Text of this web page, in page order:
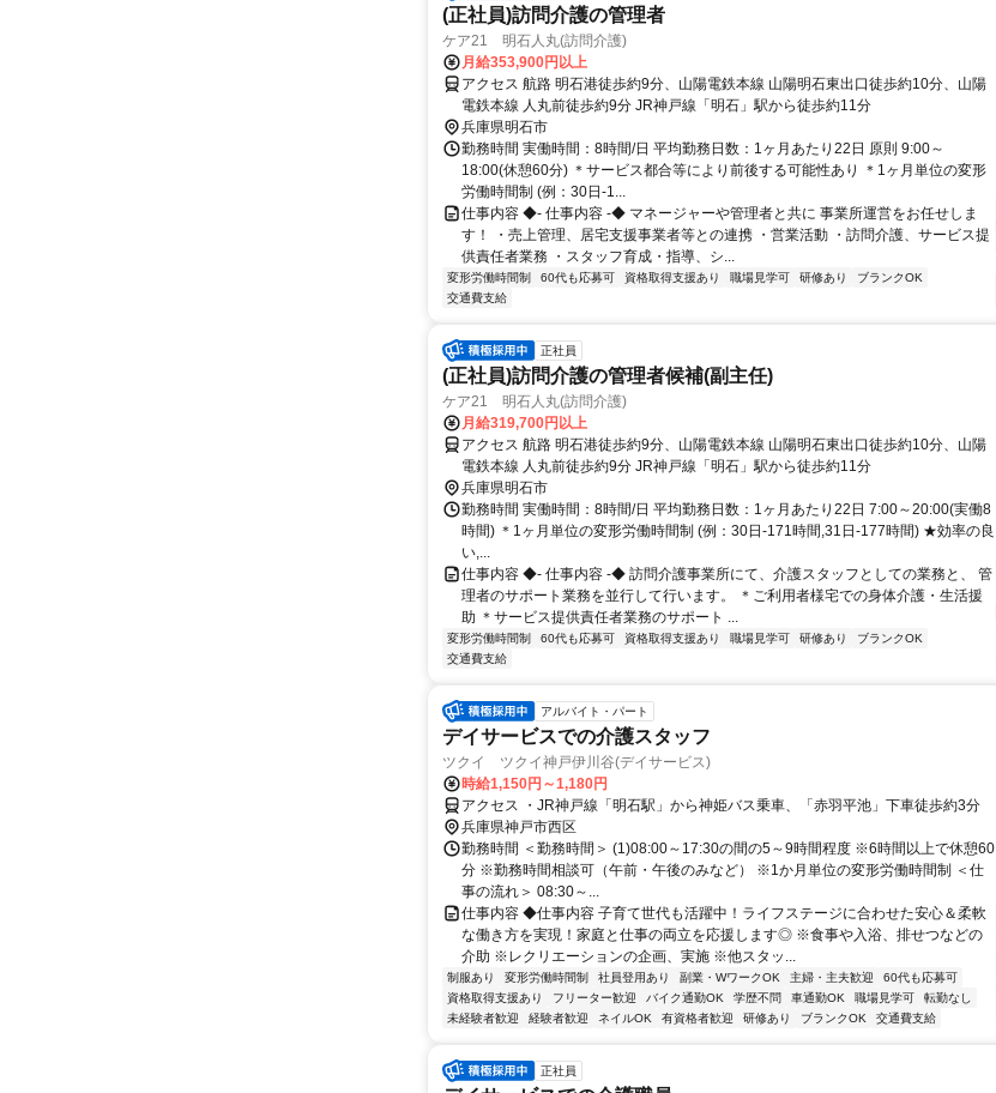
(正社員)訪問介護の管理者
ケア21 明石人丸(訪問介護)
月給353,900円以上
アクセス 航路 明石港徒歩約9分、山陽電鉄本線 山陽明石東出口徒歩約10分、山陽
電鉄本線 人丸前徒歩約9分 JR神戸線「明石」駅から徒歩約11分
兵庫県明石市
勤務時間 実働時間：8時間/日 平均勤務日数：1ヶ月あたり22日 原則 9:00～
18:00(休憩60分) ＊サービス都合等により前後する可能性あり ＊1ヶ月単位の変形
労働時間制 (例：30日-1...
仕事内容 ◆- 仕事内容 -◆ マネージャーや管理者と共に 事業所運営をお任せしま
す！ ・売上管理、居宅支援事業者等との連携 ・営業活動 ・訪問介護、サービス提
供責任者業務 ・スタッフ育成・指導、シ...
変形労働時間制 60代も応募可 資格取得支援あり 職場見学可 研修あり
ブランクOK
交通費支給
正社員
(正社員)訪問介護の管理者候補(副主任)
ケア21 明石人丸(訪問介護)
月給319,700円以上
アクセス 航路 明石港徒歩約9分、山陽電鉄本線 山陽明石東出口徒歩約10分、山陽
電鉄本線 人丸前徒歩約9分 JR神戸線「明石」駅から徒歩約11分
兵庫県明石市
勤務時間 実働時間：8時間/日 平均勤務日数：1ヶ月あたり22日 7:00～20:00(実働8
時間) ＊1ヶ月単位の変形労働時間制 (例：30日-171時間,31日-177時間) ★効率の良
い,...
仕事内容 ◆- 仕事内容 -◆ 訪問介護事業所にて、介護スタッフとしての業務と、 管
理者のサポート業務を並行して行います。 ＊ご利用者様宅での身体介護・生活援
助 ＊サービス提供責任者業務のサポート ...
変形労働時間制 60代も応募可 資格取得支援あり 職場見学可 研修あり
ブランクOK
交通費支給
アルバイト・パート
デイサービスでの介護スタッフ
ツクイ ツクイ神戸伊川谷(デイサービス)
時給1,150円～1,180円
アクセス ・JR神戸線「明石駅」から神姫バス乗車、「赤羽平池」下車徒歩約3分
兵庫県神戸市西区
勤務時間 ＜勤務時間＞ (1)08:00～17:30の間の5～9時間程度 ※6時間以上で休憩60
分 ※勤務時間相談可（午前・午後のみなど） ※1か月単位の変形労働時間制 ＜仕
事の流れ＞ 08:30～...
仕事内容 ◆仕事内容 子育て世代も活躍中！ライフステージに合わせた安心＆柔軟
な働き方を実現！家庭と仕事の両立を応援します◎ ※食事や入浴、排せつなどの
介助 ※レクリエーションの企画、実施 ※他スタッ...
制服あり 変形労働時間制 社員登用あり 副業・WワークOK 主婦・主夫歓迎
60代も応募可
資格取得支援あり
フリーター歓迎 バイク通勤OK 学歴不問 車通勤OK 職場見学可
転勤なし
未経験者歓迎
経験者歓迎 ネイルOK 有資格者歓迎 研修あり ブランクOK 交通費支給
正社員